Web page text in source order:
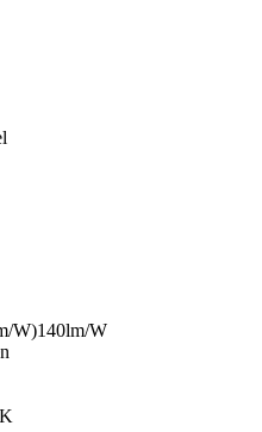
W)140lm/W